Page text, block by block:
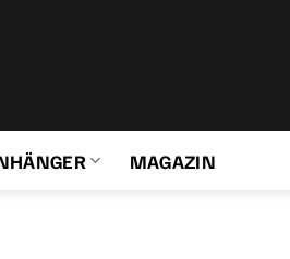
MAGAZIN